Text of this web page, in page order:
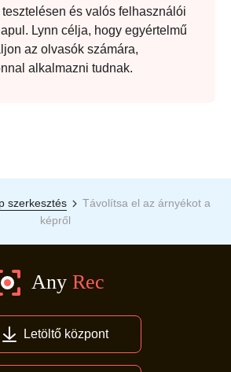
és valós felhasználói
Lynn célja, hogy egyértelmű
az olvasók számára,
alkalmazni tudnak.
szerkesztés
Távolítsa el az árnyékot a
képről
Letöltő központ